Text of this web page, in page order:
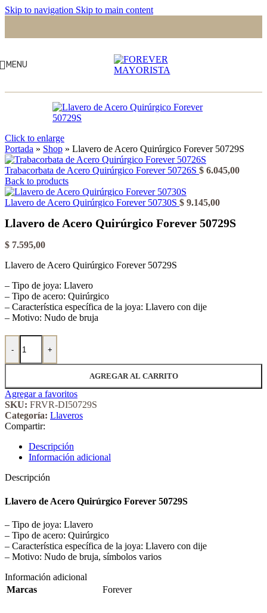
Skip to navigation Skip to main content
MENU
Click to enlarge
Portada » Shop » Llavero de Acero Quirúrgico Forever 50729S
Trabacorbata de Acero Quirúrgico Forever 50726S $ 6.045,00
Back to products
Llavero de Acero Quirúrgico Forever 50730S $ 9.145,00
Llavero de Acero Quirúrgico Forever 50729S
$ 7.595,00
Llavero de Acero Quirúrgico Forever 50729S
– Tipo de joya: Llavero
– Tipo de acero: Quirúrgico
– Característica específica de la joya: Llavero con dije
– Motivo: Nudo de bruja
-
Llavero de Acero Quirúrgico Forever 50729S cantidad
+
AGREGAR AL CARRITO
Agregar a favoritos
SKU: FRVR-DI50729S
Categoría: Llaveros
Compartir:
Descripción
Información adicional
Descripción
Llavero de Acero Quirúrgico Forever 50729S
– Tipo de joya: Llavero
– Tipo de acero: Quirúrgico
– Característica específica de la joya: Llavero con dije
– Motivo: Nudo de bruja, símbolos varios
Información adicional
Marcas
Forever